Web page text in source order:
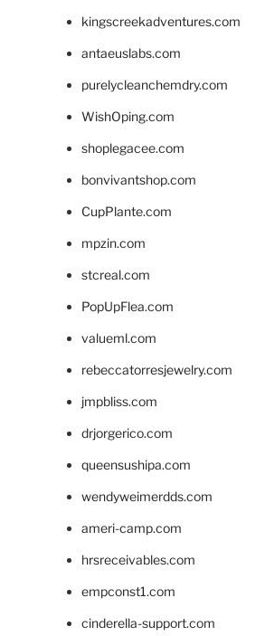
kingscreekadventures.com
antaeuslabs.com
purelycleanchemdry.com
WishOping.com
shoplegacee.com
bonvivantshop.com
CupPlante.com
mpzin.com
stcreal.com
PopUpFlea.com
valueml.com
rebeccatorresjewelry.com
jmpbliss.com
drjorgerico.com
queensushipa.com
wendyweimerdds.com
ameri-camp.com
hrsreceivables.com
empconst1.com
cinderella-support.com